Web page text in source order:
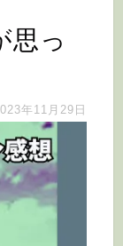
思っ
年11月29日